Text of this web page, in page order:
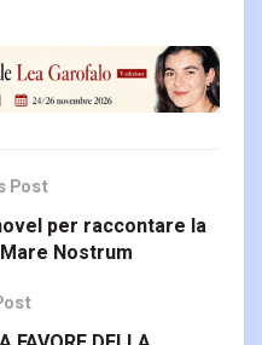
Post
per raccontare la
Nostrum